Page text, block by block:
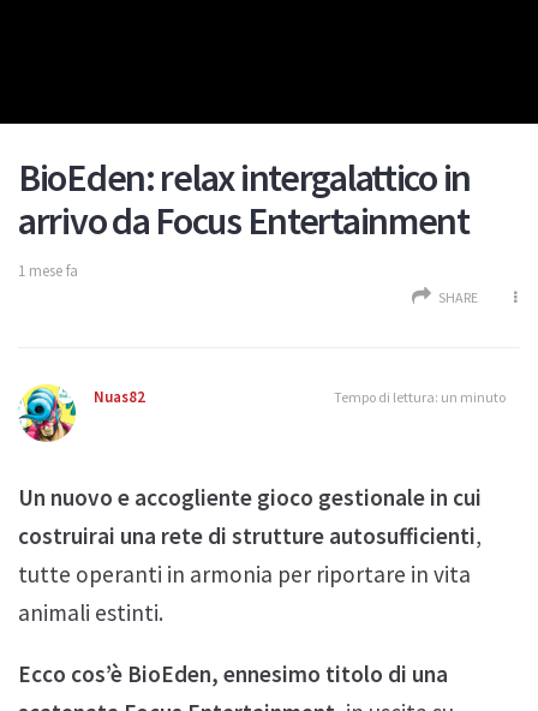
BioEden: relax intergalattico in
arrivo da Focus Entertainment
1 mese fa
SHARE
Nuas82 Tempo di lettura: un minuto
Un nuovo e accogliente gioco gestionale in cui
costruirai una rete di strutture autosufficienti,
tutte operanti in armonia per riportare in vita
animali estinti.
Ecco cos’è BioEden, ennesimo titolo di una